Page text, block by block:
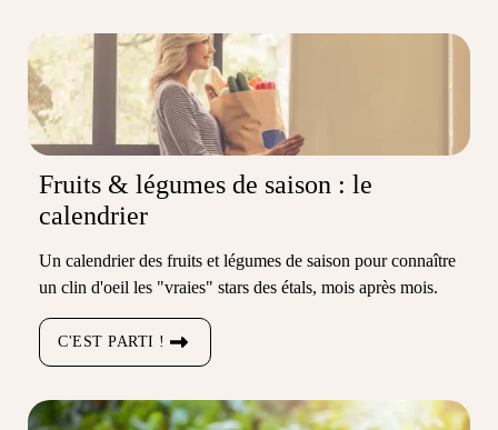
Fruits & légumes de saison : le
calendrier
Un calendrier des fruits et légumes de saison pour connaître
un clin d'oeil les "vraies" stars des étals, mois après mois.
C'EST PARTI !